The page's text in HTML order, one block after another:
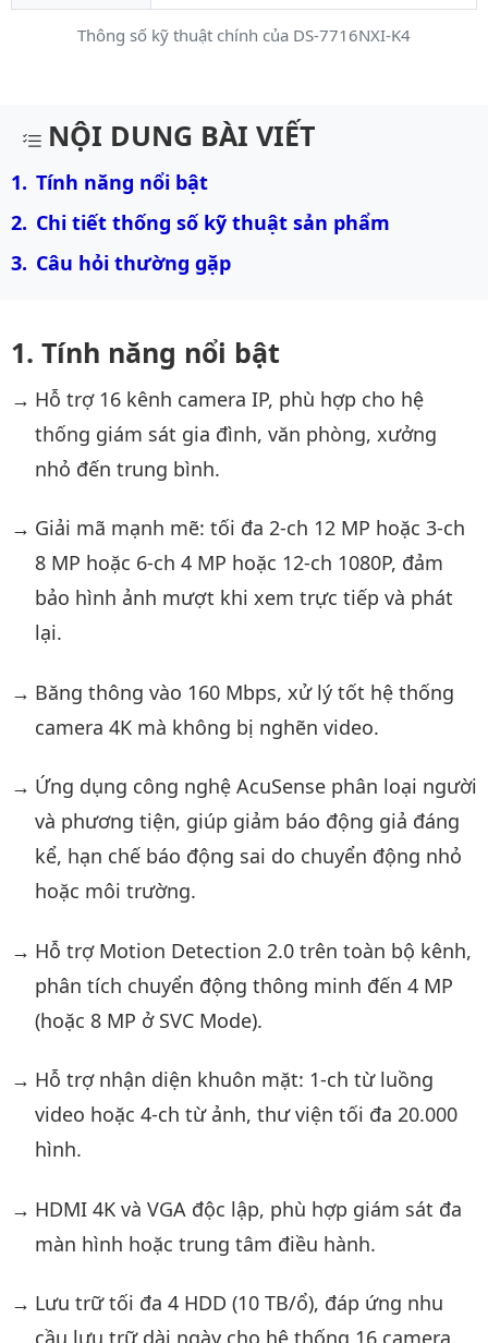
Thông số kỹ thuật chính của DS-7716NXI-K4
Mô tả chi tiết sản phẩm
NỘI DUNG BÀI VIẾT
Tính năng nổi bật
Chi tiết thống số kỹ thuật sản phẩm
Câu hỏi thường gặp
Tính năng nổi bật
Hỗ trợ 16 kênh camera IP, phù hợp cho hệ
thống giám sát gia đình, văn phòng, xưởng
nhỏ đến trung bình.
Giải mã mạnh mẽ: tối đa 2-ch 12 MP hoặc 3-ch
8 MP hoặc 6-ch 4 MP hoặc 12-ch 1080P, đảm
bảo hình ảnh mượt khi xem trực tiếp và phát
lại.
Băng thông vào 160 Mbps, xử lý tốt hệ thống
camera 4K mà không bị nghẽn video.
Ứng dụng công nghệ AcuSense phân loại người
và phương tiện, giúp giảm báo động giả đáng
kể, hạn chế báo động sai do chuyển động nhỏ
hoặc môi trường.
Hỗ trợ Motion Detection 2.0 trên toàn bộ kênh,
phân tích chuyển động thông minh đến 4 MP
(hoặc 8 MP ở SVC Mode).
Hỗ trợ nhận diện khuôn mặt: 1-ch từ luồng
video hoặc 4-ch từ ảnh, thư viện tối đa 20.000
hình.
HDMI 4K và VGA độc lập, phù hợp giám sát đa
màn hình hoặc trung tâm điều hành.
Lưu trữ tối đa 4 HDD (10 TB/ổ), đáp ứng nhu
cầu lưu trữ dài ngày cho hệ thống 16 camera.